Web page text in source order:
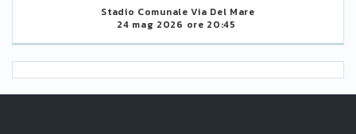
Stadio Comunale Via Del Mare
24 mag 2026 ore 20:45